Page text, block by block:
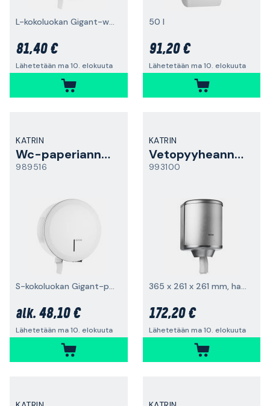
L-kokoluokan Gigant-wc-paperirullille
81,40 €
Lähetetään ma 10. elokuuta
50 l
91,20 €
Lähetetään ma 10. elokuuta
KATRIN
Wc-paperiannostelija
989516
S-kokoluokan Gigant-paperirullille
alk. 48,10 €
Lähetetään ma 10. elokuuta
KATRIN
Vetopyyheannostelija
993100
365 x 261 x 261 mm, harjattu teräs
172,20 €
Lähetetään ma 10. elokuuta